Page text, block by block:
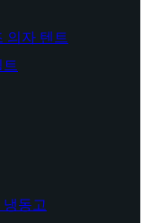
의자 텐트
동고